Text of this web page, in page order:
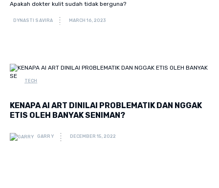
Apakah dokter kulit sudah tidak berguna?
DYNASTI SAVIRA MARCH 16, 2023
TECH
KENAPA AI ART DINILAI PROBLEMATIK DAN NGGAK
ETIS OLEH BANYAK SENIMAN?
GARRY DECEMBER 15, 2022